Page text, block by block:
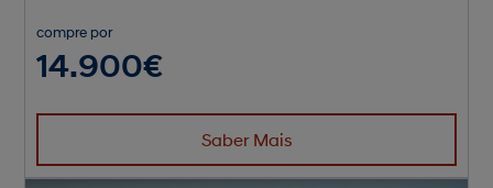
compre por
14.900€
Saber Mais